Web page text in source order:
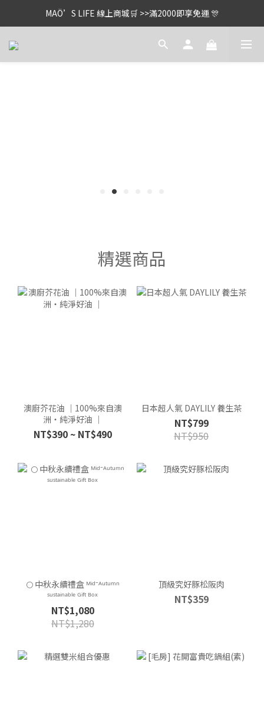
MAÖ’S LIFE 線上商城🛒 >>滿2000即享免運 🎊
精選商品
澳廚芥花油 ｜100%來自澳
洲・純淨好油 ｜
NT$390 ~ NT$490
日本超人氣 DAYLILY 養生茶
NT$799
NT$950
🌕 中秋永續禮盒 ᴹⁱᵈ⁻ᴬᵘᵗᵘᵐⁿ
ˢᵘˢᵗᵃⁱⁿᵃᵇˡᵉ ᴳⁱᶠᵗ ᴮᵒˣ
NT$1,080
NT$1,280
頂級究好豚松阪肉
NT$359